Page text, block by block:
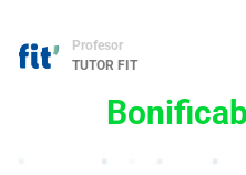
Profesor
TUTOR FIT